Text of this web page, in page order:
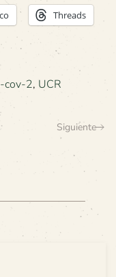
Threads
cov-2, UCR
Siguiente